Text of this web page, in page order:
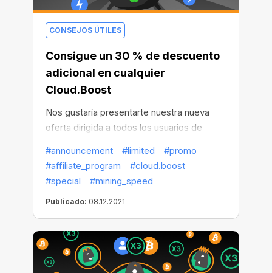
CONSEJOS ÚTILES
Consigue un 30 % de descuento
adicional en cualquier
Cloud.Boost
Nos gustaría presentarte nuestra nueva
oferta dirigida a todos los usuarios de
descuento para todos los multiplicadores
de Cloud.Boost. Para activar el descuento,
solo tienes que seguir el enlace y obtener
cualquier incremento a nuestro precio
especial.
#announcement #limited
#promo
#affiliate_program
#cloud.boost
#special
#mining_speed
Publicado: 08.12.2021